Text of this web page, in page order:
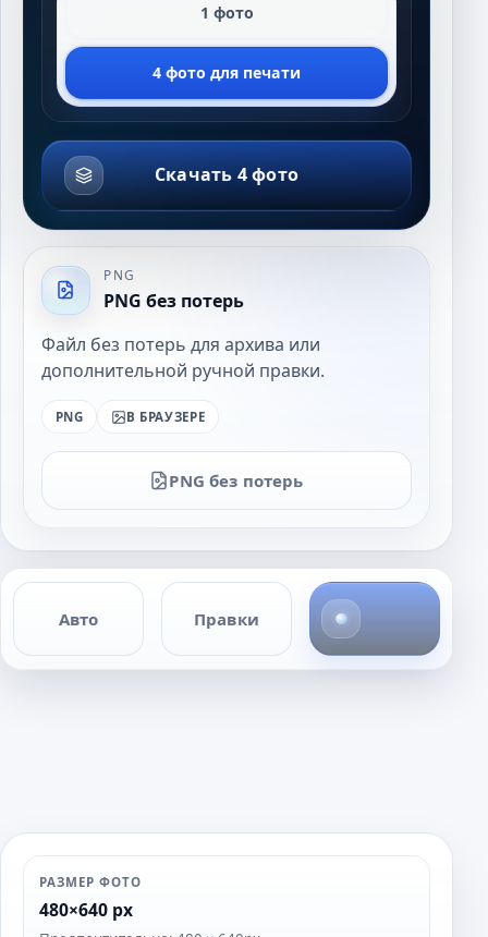
1 фото
4 фото для печати
Скачать 4 фото
PNG
PNG без потерь
Файл без потерь для архива или
дополнительной ручной правки.
PNG В БРАУЗЕРЕ
PNG без потерь
Авто Правки
о
РАЗМЕР ФОТО
480×640 px